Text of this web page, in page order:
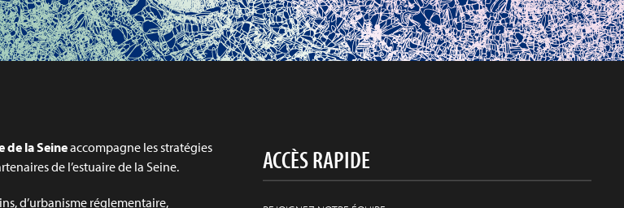
de la Seineaccompagne les stratégies
de l’estuaire de la Seine.
d’urbanisme réglementaire,
ACCÈS RAPIDE